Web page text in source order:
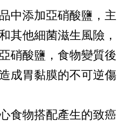
中添加亞硝酸鹽，主
其他細菌滋生風險，
硝酸鹽，食物變質後
成胃黏膜的不可逆傷
食物搭配產生的致癌